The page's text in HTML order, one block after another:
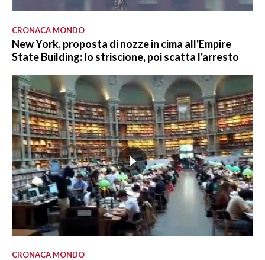
CRONACA MONDO
New York, proposta di nozze in cima all'Empire
State Building: lo striscione, poi scatta l'arresto
CRONACA MONDO